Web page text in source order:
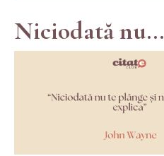
Niciodată nu...